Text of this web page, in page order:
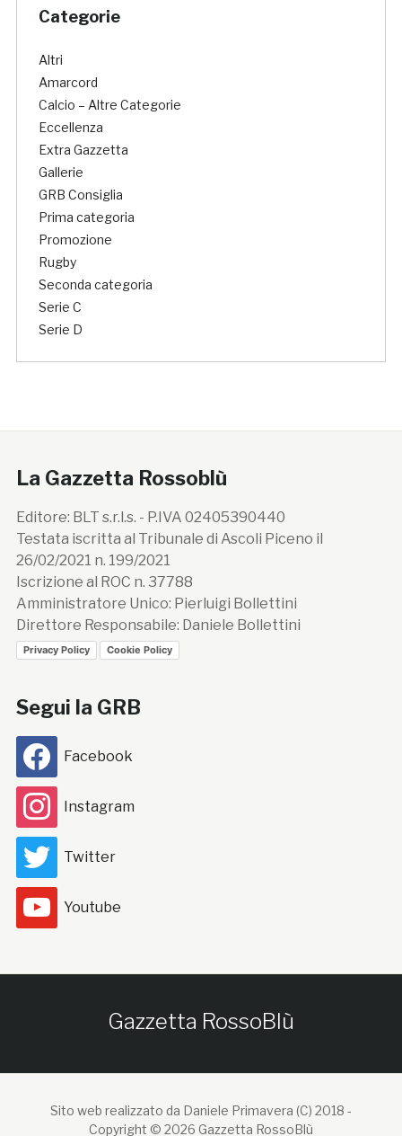
Categorie
Altri
Amarcord
Calcio – Altre Categorie
Eccellenza
Extra Gazzetta
Gallerie
GRB Consiglia
Prima categoria
Promozione
Rugby
Seconda categoria
Serie C
Serie D
La Gazzetta Rossoblù
Editore: BLT s.r.l.s. - P.IVA 02405390440
Testata iscritta al Tribunale di Ascoli Piceno il
26/02/2021 n. 199/2021
Iscrizione al ROC n. 37788
Amministratore Unico: Pierluigi Bollettini
Direttore Responsabile: Daniele Bollettini
Privacy Policy Cookie Policy
Segui la GRB
Facebook
Instagram
Twitter
Youtube
Gazzetta RossoBlù
Sito web realizzato da Daniele Primavera (C) 2018 -
Copyright © 2026 Gazzetta RossoBlù